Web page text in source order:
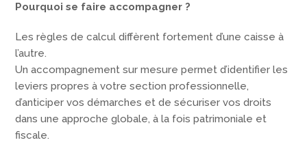
Pourquoi se faire accompagner ?
Les règles de calcul diffèrent fortement d’une caisse à
l’autre.
Un accompagnement sur mesure permet d’identifier les
leviers propres à votre section professionnelle,
d’anticiper vos démarches et de sécuriser vos droits
dans une approche globale, à la fois patrimoniale et
fiscale.